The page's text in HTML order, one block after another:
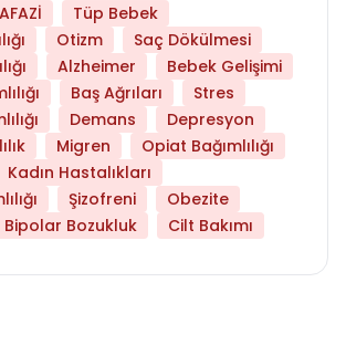
AFAZİ
Tüp Bebek
Otizm
Saç Dökülmesi
Alzheimer
Bebek Gelişimi
Baş Ağrıları
Stres
Demans
Depresyon
Migren
Opiat Bağımlılığı
Kadın Hastalıkları
Şizofreni
Obezite
Bipolar Bozukluk Cilt Bakımı